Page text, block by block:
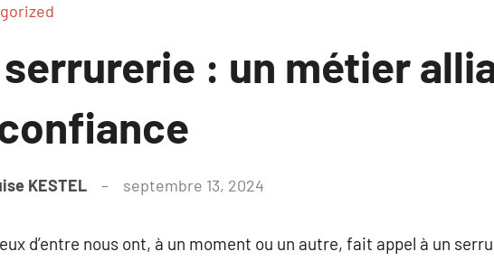
serrurerie : un métier
KESTEL septembre 13, 2024
d’entre nous ont, à un moment ou un autre, fait appel à un